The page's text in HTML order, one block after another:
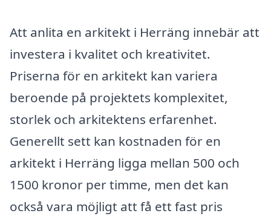
Att anlita en arkitekt i Herräng innebär att
investera i kvalitet och kreativitet.
Priserna för en arkitekt kan variera
beroende på projektets komplexitet,
storlek och arkitektens erfarenhet.
Generellt sett kan kostnaden för en
arkitekt i Herräng ligga mellan 500 och
1500 kronor per timme, men det kan
också vara möjligt att få ett fast pris